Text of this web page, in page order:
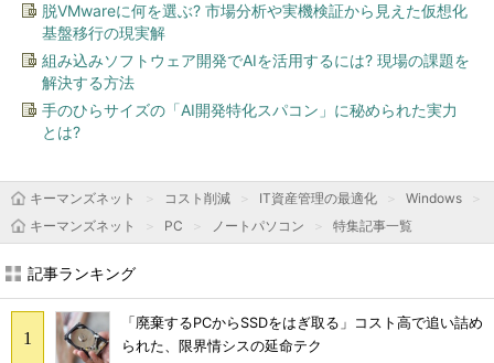
脱VMwareに何を選ぶ? 市場分析や実機検証から見えた仮想化
基盤移行の現実解
組み込みソフトウェア開発でAIを活用するには? 現場の課題を
解決する方法
手のひらサイズの「AI開発特化スパコン」に秘められた実力
とは?
キーマンズネット コスト削減 IT資産管理の最適化 Windows
キーマンズネット
PC ノートパソコン 特集記事一覧
記事ランキング
「廃棄するPCからSSDをはぎ取る」コスト高で追い詰め
られた、限界情シスの延命テク